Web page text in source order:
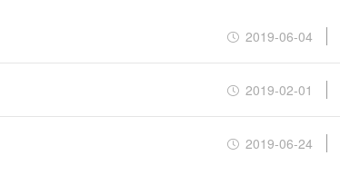
2019-06-04
2019-02-01
2019-06-24